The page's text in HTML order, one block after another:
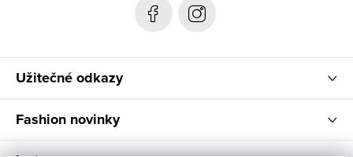
s
Užitečné odkazy
Fashion novinky